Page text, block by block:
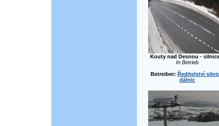
Kouty nad Desnou -
In Betrieb
Betreiber: Ředitelství
dálnic